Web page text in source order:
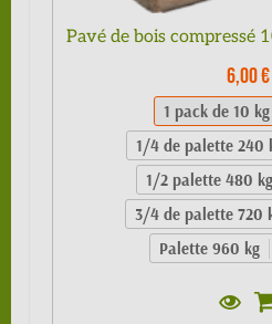
Pavé de bois compressé
6,00 €
1 pack de 10 kg
1/4 de palette 240
1/2 palette 480 kg
3/4 de palette 720
Palette 960 kg